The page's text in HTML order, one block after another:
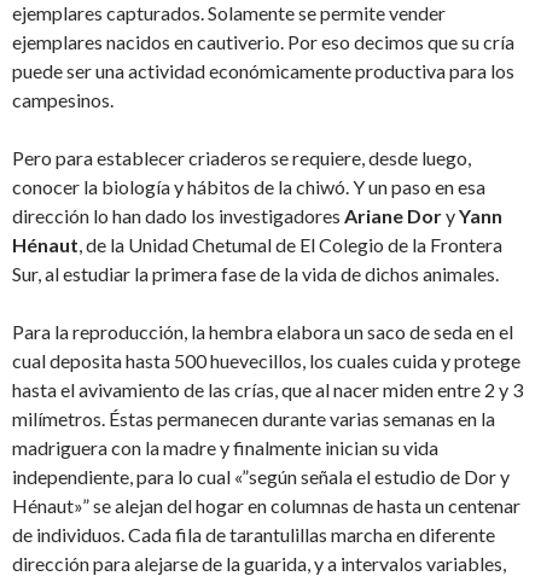
ejemplares capturados. Solamente se permite vender
ejemplares nacidos en cautiverio. Por eso decimos que su cría
puede ser una actividad económicamente productiva para los
campesinos.
Pero para establecer criaderos se requiere, desde luego,
conocer la biología y hábitos de la chiwó. Y un paso en esa
dirección lo han dado los investigadores Ariane DoryYann
Hénaut, de la Unidad Chetumal de El Colegio de la Frontera
Sur, al estudiar la primera fase de la vida de dichos animales.
Para la reproducción, la hembra elabora un saco de seda en el
cual deposita hasta 500 huevecillos, los cuales cuida y protege
hasta el avivamiento de las crías, que al nacer miden entre 2 y 3
milímetros. Éstas permanecen durante varias semanas en la
madriguera con la madre y finalmente inician su vida
independiente, para lo cual «”según señala el estudio de Dor y
Hénaut»” se alejan del hogar en columnas de hasta un centenar
de individuos. Cada fila de tarantulillas marcha en diferente
dirección para alejarse de la guarida, y a intervalos variables,